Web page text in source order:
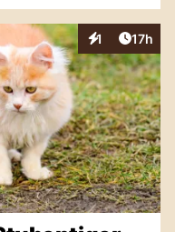
1
Interaktionen
Artikel
17h